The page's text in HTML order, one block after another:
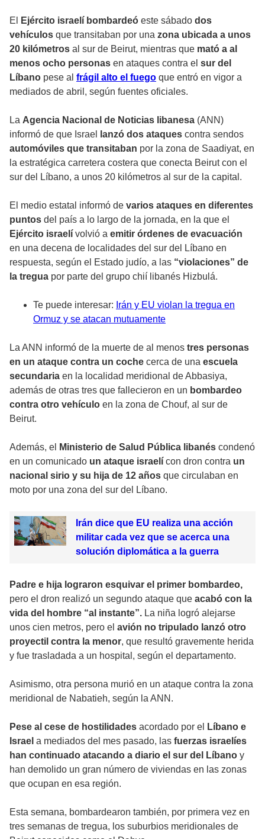
El Ejército israelí bombardeó este sábado dos
vehículos que transitaban por una zona ubicada a unos
20 kilómetros al sur de Beirut, mientras que mató a al
menos ocho personas en ataques contra el sur del
Líbano pese al frágil alto el fuego que entró en vigor a
mediados de abril, según fuentes oficiales.
La Agencia Nacional de Noticias libanesa (ANN)
informó de que Israel
lanzó dos ataques contra sendos
automóviles que transitaban por la zona de Saadiyat, en
la estratégica carretera costera que conecta Beirut con el
sur del Líbano, a unos 20 kilómetros al sur de la capital.
El medio estatal informó de varios ataques en diferentes
puntos del país a lo largo de la jornada, en la que el
Ejército israelí volvió a emitir órdenes de evacuación
en una decena de localidades del sur del Líbano en
respuesta, según el Estado judío, a las “violaciones” de
la tregua por parte del grupo chií libanés Hizbulá.
Te puede interesar: Irán y EU violan la tregua en
Ormuz y se atacan mutuamente
La ANN informó de la muerte de al menos tres personas
en un ataque contra un coche cerca de una escuela
secundaria en la localidad meridional de Abbasiya,
además de otras tres que fallecieron en un bombardeo
contra otro vehículo en la zona de Chouf, al sur de
Beirut.
Además, el Ministerio de Salud Pública libanés condenó
en un comunicado un ataque israelí con dron contra un
nacional sirio y su hija de 12 años que circulaban en
moto por una zona del sur del Líbano.
Irán dice que EU realiza una acción
militar cada vez que se acerca una
solución diplomática a la guerra
Padre e hija lograron esquivar el primer bombardeo,
pero el dron realizó un segundo ataque que acabó con la
vida del hombre “al instante”. La niña logró alejarse
unos cien metros, pero el avión no tripulado lanzó otro
proyectil contra la menor, que resultó gravemente herida
y fue trasladada a un hospital, según el departamento.
Asimismo, otra persona murió en un ataque contra la zona
meridional de Nabatieh, según la ANN.
Pese al cese de hostilidades acordado por el
Líbano e
Israel a mediados del mes pasado, las fuerzas israelíes
han continuado atacando a diario el sur del Líbano y
han demolido un gran número de viviendas en las zonas
que ocupan en esa región.
Esta semana, bombardearon también, por primera vez en
tres semanas de tregua, los suburbios meridionales de